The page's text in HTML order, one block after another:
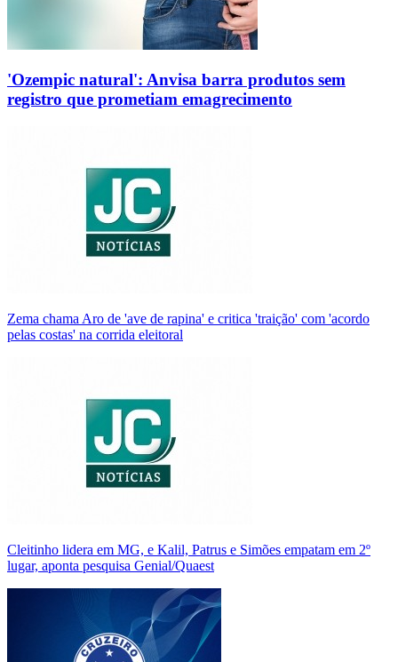
'Ozempic natural': Anvisa barra produtos sem
registro que prometiam emagrecimento
Zema chama Aro de 'ave de rapina' e critica 'traição' com 'acordo
pelas costas' na corrida eleitoral
Cleitinho lidera em MG, e Kalil, Patrus e Simões empatam em 2º
lugar, aponta pesquisa Genial/Quaest